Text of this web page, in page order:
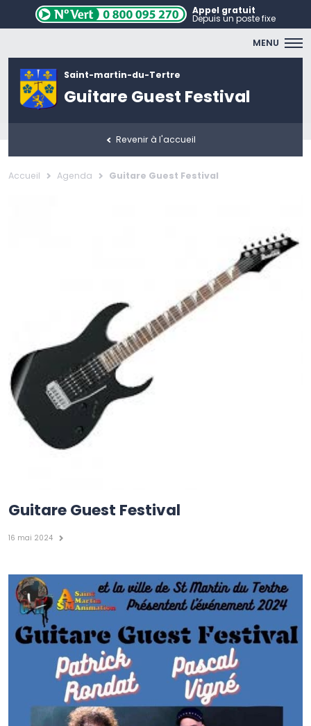
Appel gratuit
Depuis un poste fixe
MENU
Saint-martin-du-Tertre
Guitare Guest Festival
Revenir à l'accueil
Accueil Agenda Guitare Guest Festival
Guitare Guest Festival
16 mai 2024